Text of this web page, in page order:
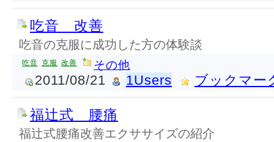
吃音 改善
吃音の克服に成功した方の体験談
吃音 克服 改善 その他
2011/08/21 1Users ブックマー
福辻式 腰痛
福辻式腰痛改善エクササイズの紹介